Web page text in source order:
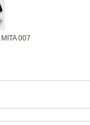
007